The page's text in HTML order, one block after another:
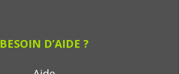
BESOIN D’AIDE ?